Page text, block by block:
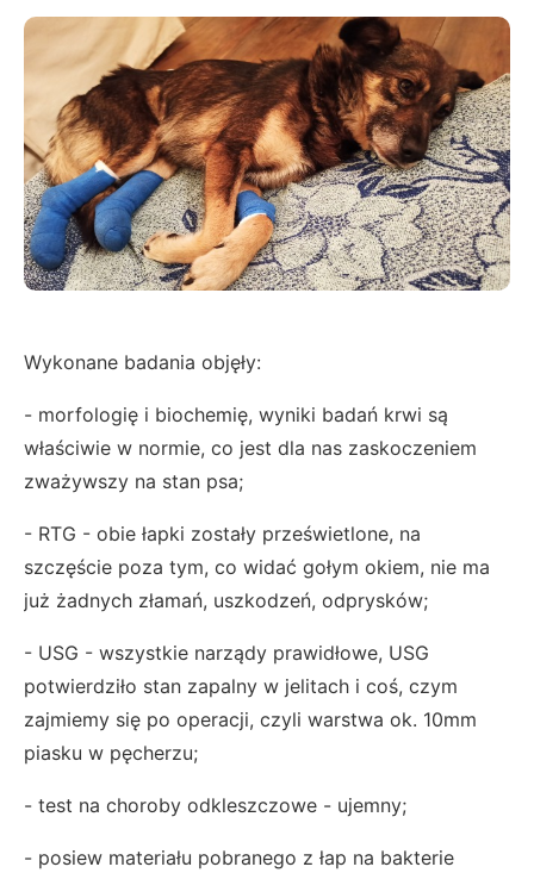
Wykonane badania objęły:
- morfologię i biochemię, wyniki badań krwi są
właściwie w normie, co jest dla nas zaskoczeniem
zważywszy na stan psa;
- RTG - obie łapki zostały prześwietlone, na
szczęście poza tym, co widać gołym okiem, nie ma
już żadnych złamań, uszkodzeń, odprysków;
- USG - wszystkie narządy prawidłowe, USG
potwierdziło stan zapalny w jelitach i coś, czym
zajmiemy się po operacji, czyli warstwa ok. 10mm
piasku w pęcherzu;
- test na choroby odkleszczowe - ujemny;
- posiew materiału pobranego z łap na bakterie